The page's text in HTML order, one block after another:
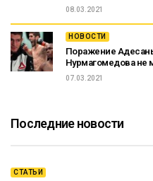
08.03.2021
НОВОСТИ
Поражение
Нурмагомедова не
07.03.2021
Последние новости
СТАТЬИ